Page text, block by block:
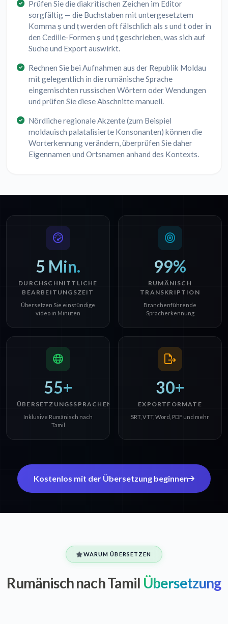
Prüfen Sie die diakritischen Zeichen im Editor
sorgfältig — die Buchstaben mit untergesetztem
Komma ș und ț werden oft fälschlich als s und t oder in
den Cedille-Formen ş und ţ geschrieben, was sich auf
Suche und Export auswirkt.
Rechnen Sie bei Aufnahmen aus der Republik Moldau
mit gelegentlich in die rumänische Sprache
eingemischten russischen Wörtern oder Wendungen
und prüfen Sie diese Abschnitte manuell.
Nördliche regionale Akzente (zum Beispiel
moldauisch palatalisierte Konsonanten) können die
Worterkennung verändern, überprüfen Sie daher
Eigennamen und Ortsnamen anhand des Kontexts.
5 Min.
DURCHSCHNITTLICHE
BEARBEITUNGSZEIT
Übersetzen Sie einstündige
video in Minuten
99%
RUMÄNISCH
TRANSKRIPTION
Branchenführende
Spracherkennung
55+
ÜBERSETZUNGSSPRACHEN
Inklusive Rumänisch nach
Tamil
30+
EXPORTFORMATE
SRT, VTT, Word, PDF und mehr
Kostenlos mit der Übersetzung beginnen
WARUM ÜBERSETZEN
Rumänisch nach Tamil Übersetzung